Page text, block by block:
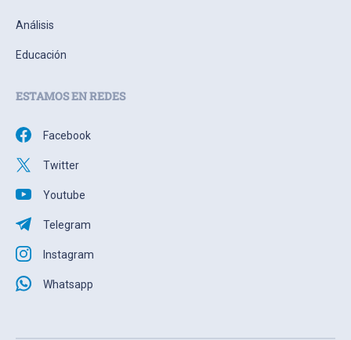
Análisis
Educación
ESTAMOS EN REDES
Facebook
Twitter
Youtube
Telegram
Instagram
Whatsapp